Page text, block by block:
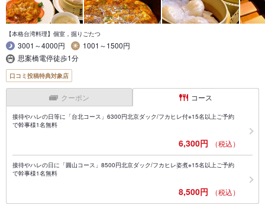
【本格台湾料理】個室，掘りごたつ
3001～4000円
1001～1500円
思案橋電停徒歩1分
口コミ投稿特典対象店
クーポン コース
接待やハレの日等に「台北コース」6300円北京ダック/フカヒレ付※15名以上ご予約
で幹事様1名無料
6,300円 （税込）
接待やハレの日に「圓山コース」8500円北京ダック/フカヒレ姿煮※15名以上ご予約
で幹事様1名無料
8,500円 （税込）